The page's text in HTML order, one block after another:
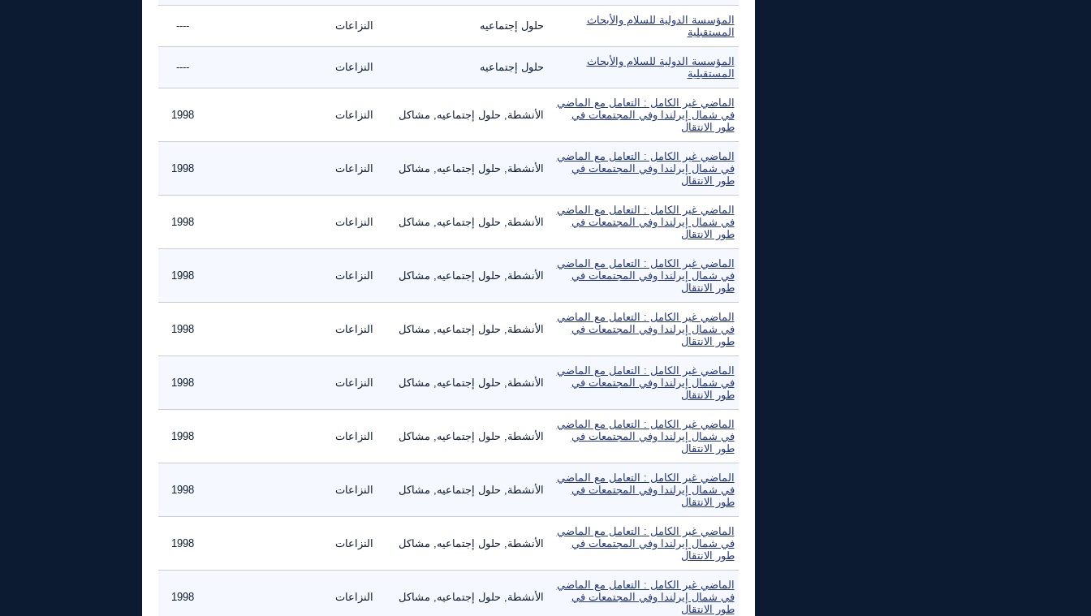
المؤسسة الدولية للسلام والأبحاث
المستقبلية
حلول إجتماعيه النزاعات ----
المؤسسة الدولية للسلام والأبحاث
المستقبلية
حلول إجتماعيه النزاعات ----
الماضي غير الكامل : التعامل مع الماضي
في شمال إيرلندا وفي المجتمعات في
طور الانتقال
الأنشطة, حلول إجتماعيه, مشاكل النزاعات 1998
الماضي غير الكامل : التعامل مع الماضي
في شمال إيرلندا وفي المجتمعات في
طور الانتقال
الأنشطة, حلول إجتماعيه, مشاكل النزاعات 1998
الماضي غير الكامل : التعامل مع الماضي
في شمال إيرلندا وفي المجتمعات في
طور الانتقال
الأنشطة, حلول إجتماعيه, مشاكل النزاعات 1998
الماضي غير الكامل : التعامل مع الماضي
في شمال إيرلندا وفي المجتمعات في
طور الانتقال
الأنشطة, حلول إجتماعيه, مشاكل النزاعات 1998
الماضي غير الكامل : التعامل مع الماضي
في شمال إيرلندا وفي المجتمعات في
طور الانتقال
الأنشطة, حلول إجتماعيه, مشاكل النزاعات 1998
الماضي غير الكامل : التعامل مع الماضي
في شمال إيرلندا وفي المجتمعات في
طور الانتقال
الأنشطة, حلول إجتماعيه, مشاكل النزاعات 1998
الماضي غير الكامل : التعامل مع الماضي
في شمال إيرلندا وفي المجتمعات في
طور الانتقال
الأنشطة, حلول إجتماعيه, مشاكل النزاعات 1998
الماضي غير الكامل : التعامل مع الماضي
في شمال إيرلندا وفي المجتمعات في
طور الانتقال
الأنشطة, حلول إجتماعيه, مشاكل النزاعات 1998
الماضي غير الكامل : التعامل مع الماضي
في شمال إيرلندا وفي المجتمعات في
طور الانتقال
الأنشطة, حلول إجتماعيه, مشاكل النزاعات 1998
الماضي غير الكامل : التعامل مع الماضي
في شمال إيرلندا وفي المجتمعات في
طور الانتقال
الأنشطة, حلول إجتماعيه, مشاكل النزاعات 1998